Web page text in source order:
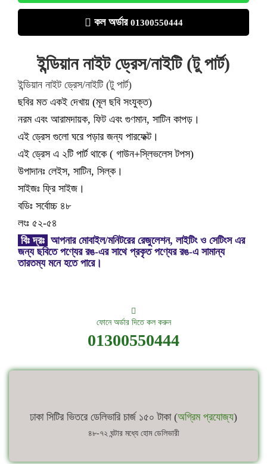
কল অর্ডার 01300550444
ইন্ডিয়ান নাইট ড্রেস/নাইটি (টু পার্ট)
ইন্ডিয়ান নাইট ড্রেস/নাইটি (টু পার্ট)
ছবির মত একই দেখায় (মূল ছবি সংযুক্ত)
নরম এবং আরামদায়ক, ফিট এবং গুণমান, সাটিন কাপড়।
এই ড্রেস গুলো ঘরে পড়ার জন্য পারফেক্ট।
এই ড্রেস এ ২টি পার্ট থাকে ( গাউন+স্লিভলেস টপস)
উপাদানঃ লেইস, সাটিন, সিল্ক।
সাইজঃ ফ্রি সাইজ।
বডিঃ সর্বোচ্চ ৪৮
লংঃ ৫২-৫৪
বিঃ দ্রঃ আপনার মোবাইল/মনিটরের রেজুলেশন, লাইটিং ও সেটিংস এর
জন্য ছবিতে পণ্যের রঙ-এর সাথে প্রকৃত পণ্যের রঙ-এ সামান্য
তারতম্য মনে হতে পারে।
ফোনে অর্ডার দিতে কল করুন
01300550444
ঢাকা সিটির ভিতরে ডেলিভারি চার্জ ১৫০ টাকা (অগ্রিম প্রযোজ্য)
৪৮-৭২ ঘন্টার মধ্যে হোম ডেলিভারী